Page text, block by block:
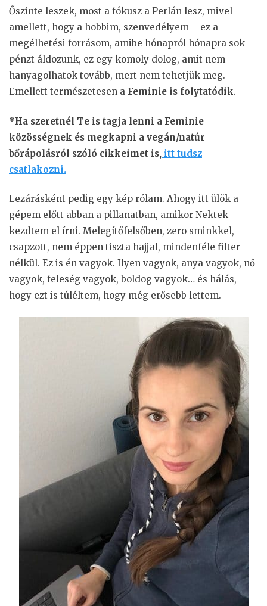
Őszinte leszek, most a fókusz a Perlán lesz, mivel –
amellett, hogy a hobbim, szenvedélyem – ez a
megélhetési forrásom, amibe hónapról hónapra sok
pénzt áldozunk, ez egy komoly dolog, amit nem
hanyagolhatok tovább, mert nem tehetjük meg.
Emellett természetesen a Feminie is folytatódik.
*Ha szeretnél Te is tagja lenni a Feminie
közösségnek és megkapni a vegán/natúr
bőrápolásról szóló cikkeimet is, itt tudsz
csatlakozni.
Lezárásként pedig egy kép rólam. Ahogy itt ülök a
gépem előtt abban a pillanatban, amikor Nektek
kezdtem el írni. Melegítőfelsőben, zero sminkkel,
csapzott, nem éppen tiszta hajjal, mindenféle filter
nélkül. Ez is én vagyok. Ilyen vagyok, anya vagyok, nő
vagyok, feleség vagyok, boldog vagyok… és hálás,
hogy ezt is túléltem, hogy még erősebb lettem.